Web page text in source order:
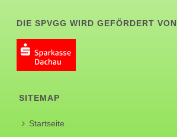
DIE SPVGG WIRD GEFÖRDERT VON
SITEMAP
Startseite